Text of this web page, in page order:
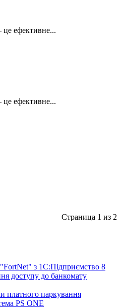
ефективне...
ефективне...
Страница 1 из 2
з 1С:Підприємство 8
доступу до банкомату
платного паркування
PS ONE